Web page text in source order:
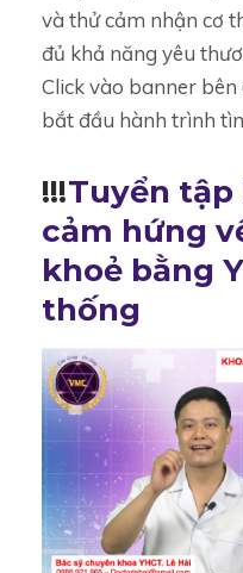
và thử cảm nhận cơ
đủ khả năng yêu
Click vào banner bên
bắt đầu hành trình
!!!Tuyển
cảm hứng
khoẻ bằng
thống